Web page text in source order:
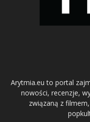
Arytmia.eu to portal
nowości, recenzje,
związaną z